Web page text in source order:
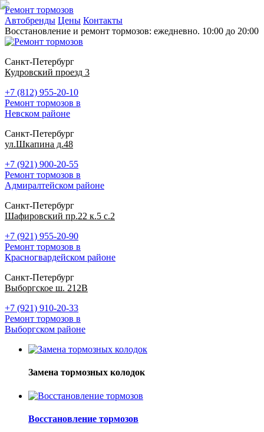
Ремонт тормозов
Автобренды Цены Контакты
Восстановление и ремонт тормозов: ежедневно. 10:00 до 20:00
Санкт-Петербург
Кудровский проезд 3
+7 (812) 955-20-10
Ремонт тормозов в
Невском районе
Санкт-Петербург
ул.Шкапина д.48
+7 (921) 900-20-55
Ремонт тормозов в
Адмиралтейском районе
Санкт-Петербург
Шафировский пр.22 к.5 с.2
+7 (921) 955-20-90
Ремонт тормозов в
Красногвардейском районе
Санкт-Петербург
Выборгское ш. 212В
+7 (921) 910-20-33
Ремонт тормозов в
Выборгском районе
Замена тормозных колодок
Восстановление тормозов